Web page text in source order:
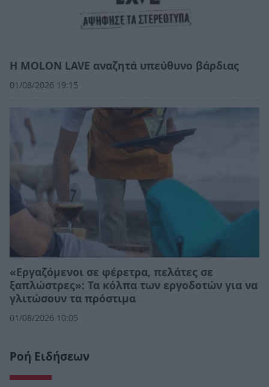
Η MOLON LAVE αναζητά υπεύθυνο βάρδιας
01/08/2026 19:15
«Εργαζόμενοι σε φέρετρα, πελάτες σε
ξαπλώστρες»: Τα κόλπα των εργοδοτών για να
γλιτώσουν τα πρόστιμα
01/08/2026 10:05
Ροή Ειδήσεων